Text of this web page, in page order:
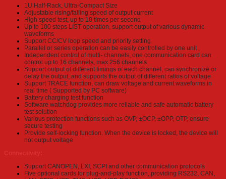
1U Half-Rack, Ultra-Compact Size
Adjustable rising/falling speed of output current
High speed test, up to 10 times per second
Up to 100 steps LIST operation, support output of various dynamic
waveforms
Support CC/CV loop speed and priority setting
Parallel or series operation can be easily controlled by one unit
Independent control of multi- channels, one communication card can
control up to 16 channels, max.256 channels
Support output of different timings of each channel, can synchronize or
delay the output, and supports the output of different ratios of voltage
Support TRACE function, can draw voltage and current waveforms in
real time ( Supported by PC software)
Battery charging test function
Software watchdog provides more reliable and safe automatic battery
test solution
Various protection functions such as OVP, ±OCP, ±OPP, OTP, ensure
secure testing
Provide self-locking function. When the device is locked, the device will
not output voltage
Support CANOPEN, LXI, SCPI and other communication protocols
Five optional cards for plug-and-play function, providing RS232, CAN,